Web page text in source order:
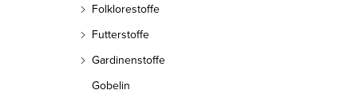
Folklorestoffe
Futterstoffe
Gardinenstoffe
Gobelin